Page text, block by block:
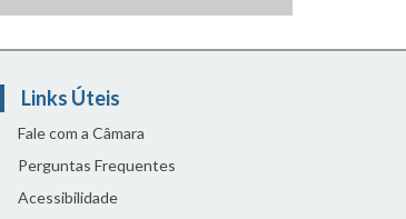
Links Úteis
Fale com a Câmara
Perguntas Frequentes
Acessibilidade